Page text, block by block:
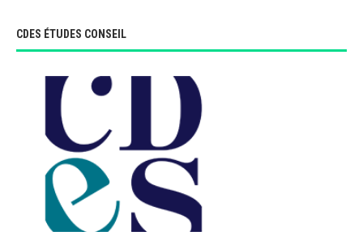
CDES ÉTUDES CONSEIL